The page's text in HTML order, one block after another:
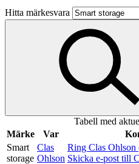
Butiker
Evenemang
Erbjudanden
Inspiration
Sök
Hitta märkesvara
Tabell med
Märke
Var
Smart
storage
Clas
Ohlson
Ring Clas Ohlson
Skicka e-post till